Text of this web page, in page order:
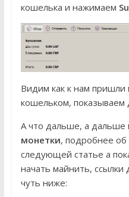
кошелька и нажимаем
Видим как к нам пришли
кошельком, показываем
А что дальше, а
монетки, подробнее об
следующей статье а
начать майнить, ссылки
чуть ниже: